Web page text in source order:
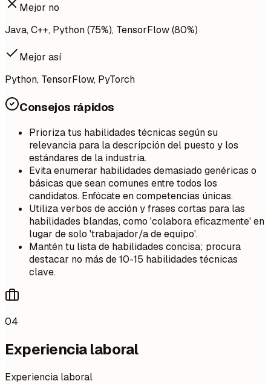
Mejor no
Java, C++, Python (75%), TensorFlow (80%)
Mejor así
Python, TensorFlow, PyTorch
Consejos rápidos
Prioriza tus habilidades técnicas según su
relevancia para la descripción del puesto y los
estándares de la industria.
Evita enumerar habilidades demasiado genéricas o
básicas que sean comunes entre todos los
candidatos. Enfócate en competencias únicas.
Utiliza verbos de acción y frases cortas para las
habilidades blandas, como 'colabora eficazmente' en
lugar de solo 'trabajador/a de equipo'.
Mantén tu lista de habilidades concisa; procura
destacar no más de 10-15 habilidades técnicas
clave.
04
Experiencia laboral
Experiencia laboral